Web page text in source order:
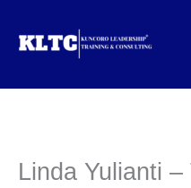
Linda Yulianti